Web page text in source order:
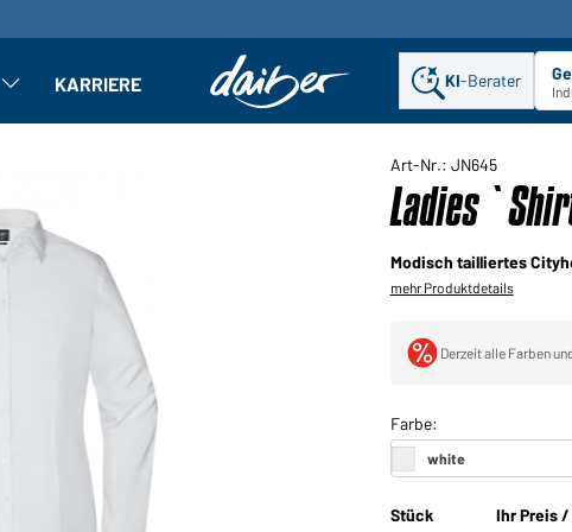
Unternehmen: Untermenü öffnen
KARRIERE KI-Berater
Art-Nr.: JN645
Modisch tailliertes
mehr Produktdetails
Derzeit alle Farben
Stück Ihr Preis